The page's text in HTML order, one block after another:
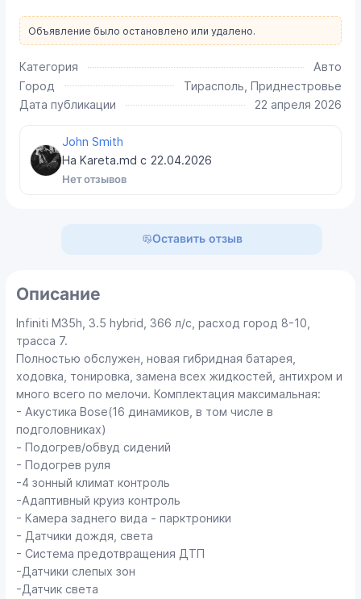
Объявление было остановлено или удалено.
Категория
Авто
Город
Тирасполь, Приднестровье
Дата публикации
22 апреля 2026
John Smith
На Kareta.md с 22.04.2026
Нет отзывов
Оставить отзыв
Описание
Infiniti M35h, 3.5 hybrid, 366 л/с, расход город 8-10,
трасса 7.
Полностью обслужен, новая гибридная батарея,
ходовка, тонировка, замена всех жидкостей, антихром и
много всего по мелочи. Комплектация максимальная:
- Акустика Bose(16 динамиков, в том числе в
подголовниках)
- ⁠Подогрев/обвуд сидений
- ⁠Подогрев руля
-4 зонный климат контроль
-Адаптивный круиз контроль
- ⁠Камера заднего вида - парктроники
- ⁠Датчики дождя, света
- Система предотвращения ДТП
-Датчики слепых зон
-Датчик света